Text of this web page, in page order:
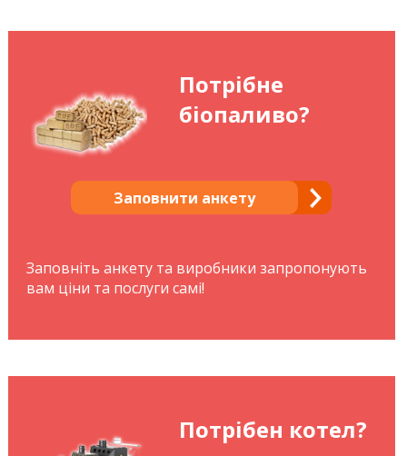
Потрібне
біопаливо?
Заповнити анкету
Заповніть анкету та виробники запропонують
вам ціни та послуги самі!
Потрібен котел?